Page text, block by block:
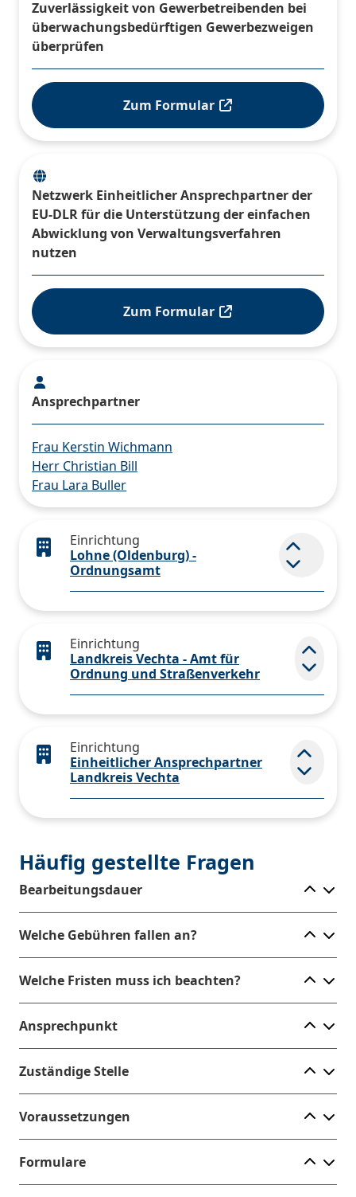
Zuverlässigkeit von Gewerbetreibenden bei
überwachungsbedürftigen Gewerbezweigen
überprüfen
Zum Formular
Netzwerk Einheitlicher Ansprechpartner der
EU-DLR für die Unterstützung der einfachen
Abwicklung von Verwaltungsverfahren
nutzen
Zum Formular
Ansprechpartner
Frau Kerstin Wichmann
Herr Christian Bill
Frau Lara Buller
Einrichtung
Lohne (Oldenburg) -
Ordnungsamt
Einrichtung
Landkreis Vechta - Amt für
Ordnung und Straßenverkehr
Einrichtung
Einheitlicher Ansprechpartner
Landkreis Vechta
Häufig gestellte Fragen
Bearbeitungsdauer
Welche Gebühren fallen an?
Welche Fristen muss ich beachten?
Ansprechpunkt
Zuständige Stelle
Voraussetzungen
Formulare